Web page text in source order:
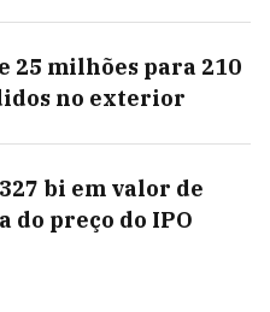
25 milhões para 210
no exterior
bi em valor de
do preço do IPO